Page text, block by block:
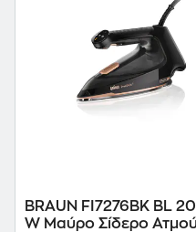
BRAUN FI7276BK BL
W Μαύρο Σίδερο Ατμού